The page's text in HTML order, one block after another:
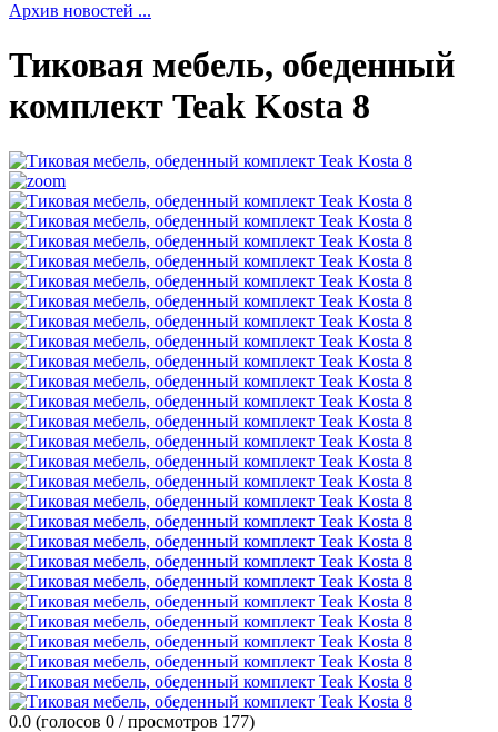
Архив новостей ...
Тиковая мебель, обеденный
комплект Teak Kosta 8
0.0 (голосов 0 / просмотров 177)